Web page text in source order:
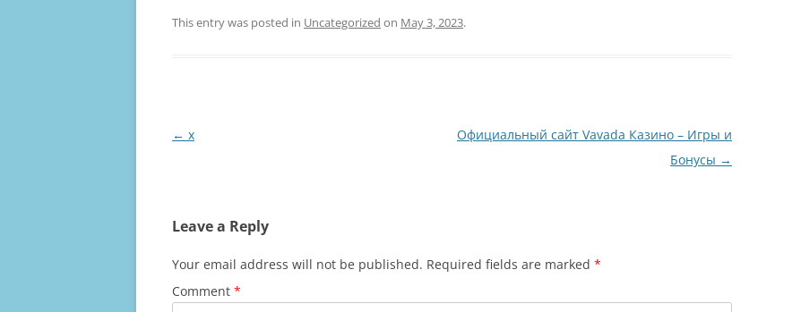
This entry was posted in Uncategorized on May 3, 2023.
Post
← x
Официальный сайт Vavada Казино – Игры и
Бонусы →
Leave a Reply
Your email address will not be published. Required fields are marked *
Comment *